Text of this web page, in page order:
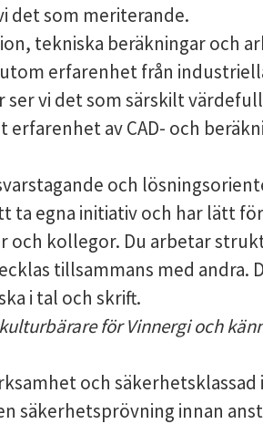
det som meriterande.
tekniska beräkningar och
erfarenhet från
vi det som särskilt
av CAD- och
och
ta egna initiativ och har lätt
och kollegor. Du arbetar
tillsammans med andra.
i tal och skrift.
för Vinnergi och
och
säkerhetsprövning innan